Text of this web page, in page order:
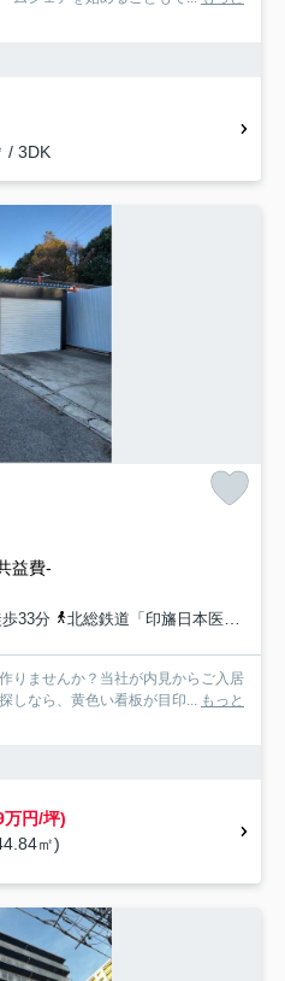
/ 3DK
益費-
33分
北総鉄道「印旛日本医大」駅 徒歩72分
りませんか？当社が内見からご入居
しなら、黄色い看板が目印...
もっと
円/坪)
㎡)